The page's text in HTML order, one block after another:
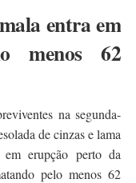
entra em
menos 62
na segunda-
de cinzas e lama
erupção perto da
pelo menos 62